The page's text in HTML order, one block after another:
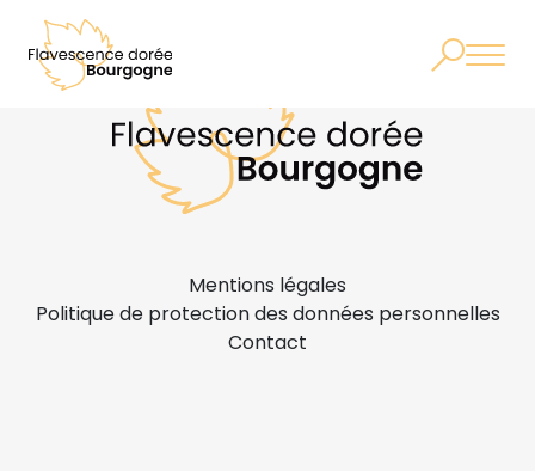
Mentions légales
Politique de protection des données personnelles
Contact